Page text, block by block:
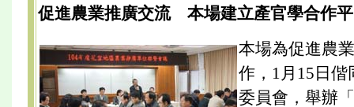
促進農業推廣交流 本場建立產官學合作
本場為促進農
作，1月15日
委員會，舉辦